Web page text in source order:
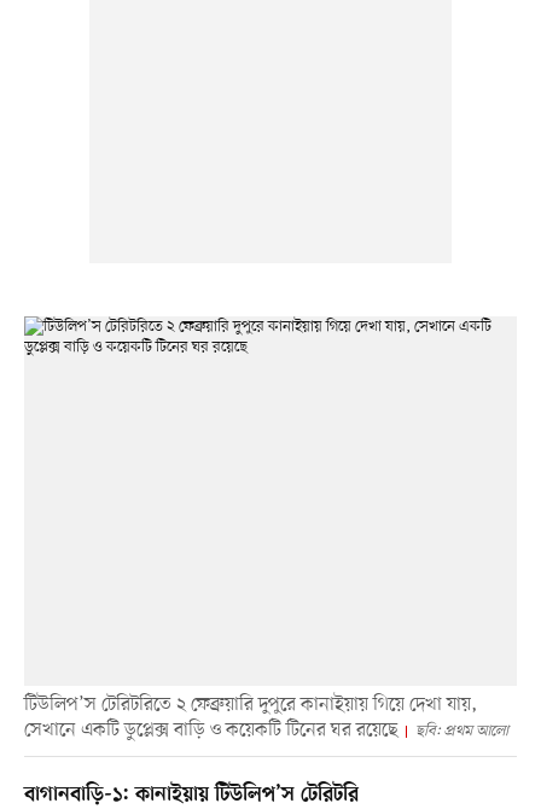
টিউলিপ’স টেরিটরিতে ২ ফেব্রুয়ারি দুপুরে কানাইয়ায় গিয়ে দেখা যায়,
সেখানে একটি ডুপ্লেক্স বাড়ি ও কয়েকটি টিনের ঘর রয়েছে
ছবি: প্রথম আলো
বাগানবাড়ি-১: কানাইয়ায় টিউলিপ’স টেরিটরি